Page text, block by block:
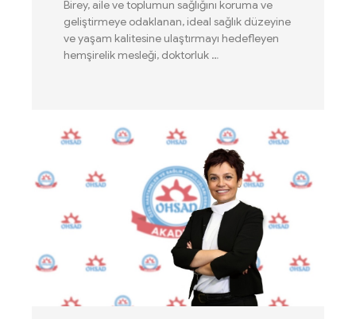
Birey, aile ve toplumun sağlığını koruma ve
geliştirmeye odaklanan, ideal sağlık düzeyine
ve yaşam kalitesine ulaştırmayı hedefleyen
hemşirelik mesleği, doktorluk …